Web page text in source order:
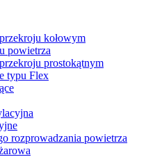
kołowym
powietrza
prostokątnym
typu Flex
rozprowadzania powietrza